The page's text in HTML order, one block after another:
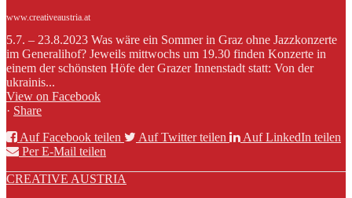
www.creativeaustria.at
5.7. – 23.8.2023 Was wäre ein Sommer in Graz ohne Jazzkonzerte
im Generalihof? Jeweils mittwochs um 19.30 finden Konzerte in
einem der schönsten Höfe der Grazer Innenstadt statt: Von der
ukrainis...
View on Facebook
· Share
Auf Facebook teilen
Auf Twitter teilen
Auf LinkedIn teilen
Per E-Mail teilen
CREATIVE AUSTRIA